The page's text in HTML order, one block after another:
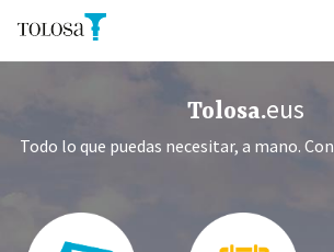
Pasar al contenido principal
Tolosa.eus
Todo lo que puedas necesitar, a mano.